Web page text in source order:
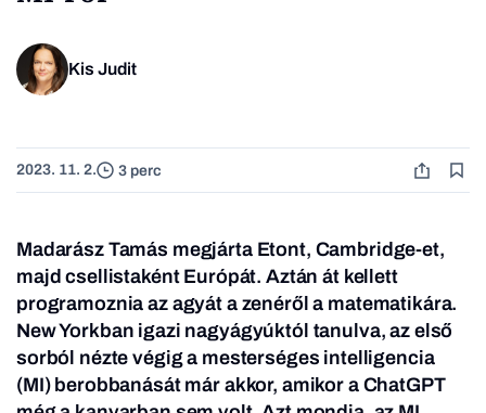
Kis Judit
2023. 11. 2. 3 perc
Madarász Tamás megjárta Etont, Cambridge-et,
majd csellistaként Európát. Aztán át kellett
programoznia az agyát a zenéről a matematikára.
New Yorkban igazi nagyágyúktól tanulva, az első
sorból nézte végig a mesterséges intelligencia
(MI) berobbanását már akkor, amikor a ChatGPT